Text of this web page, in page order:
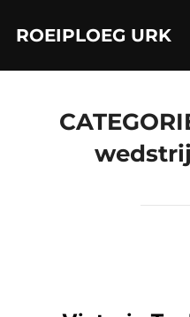
naarROEIPLOEG URK